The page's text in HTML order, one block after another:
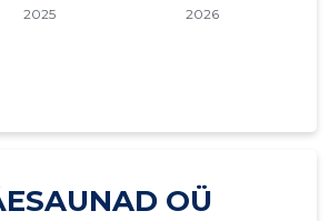
OÜ